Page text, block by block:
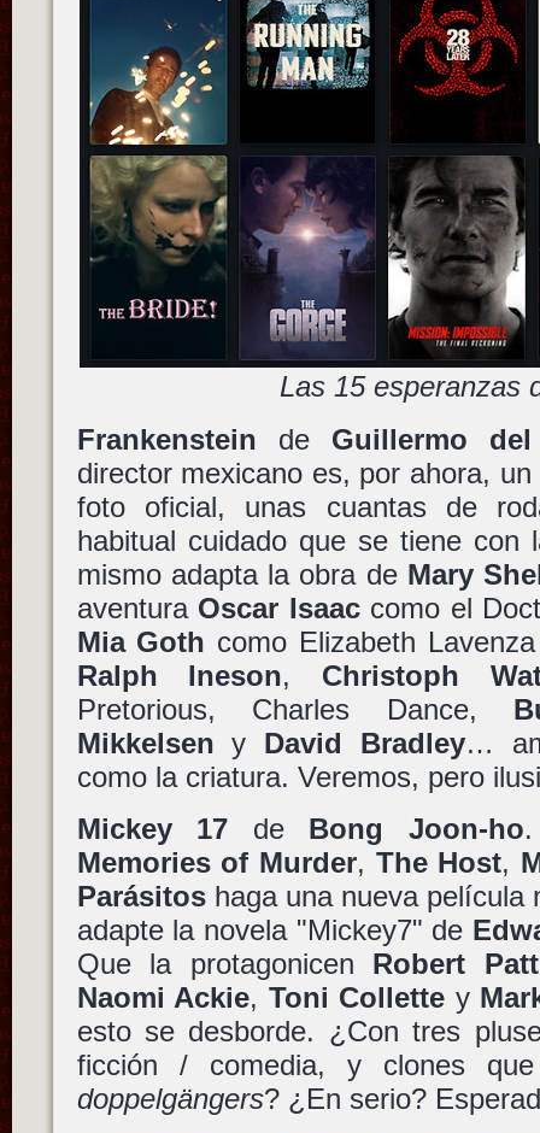
Las 15 esperanzas
Frankenstein de Guillermo
director mexicano es, por ahora,
foto oficial, unas cuantas de
habitual cuidado que se tiene con
mismo adapta la obra de Mary
aventura Oscar Isaaccomo el
Mia Goth como Elizabeth
Ralph Ineson, Christoph
Pretorious, Charles Dance,
Mikkelsen y David Bradley…
como la criatura. Veremos, pero
Mickey 17 de Bong Joon-ho
Memories of Murder, The Host,
Parásitoshaga una nueva película
adapte la novela "Mickey7" de
Que la protagonicen Robert
Naomi Ackie, Toni Collette y
esto se desborde. ¿Con tres
ficción / comedia, y clones
doppelgängers? ¿En serio?